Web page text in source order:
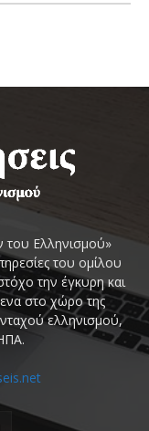
του Ελληνισμού»
του ομίλου
την έγκυρη και
στο χώρο της
ελληνισμού,